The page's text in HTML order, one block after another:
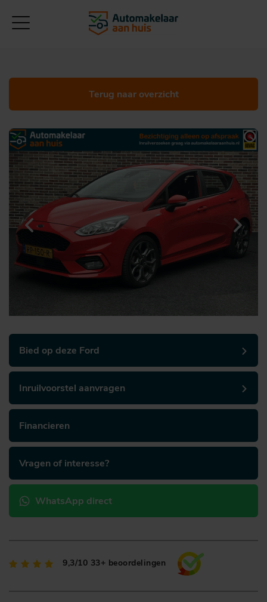
Terug naar overzicht
Bied op deze Ford
Inruilvoorstel aanvragen
Financieren
Vragen of interesse?
WhatsApp direct
9,3/10 33+ beoordelingen